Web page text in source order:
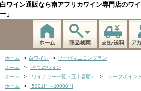
白ワイン通販なら南アフリカワイン専門店のワ
ー」
ホーム > 白ワイン > ソーヴィニヨンブラン
ホーム
>
全てのワイン
ホーム
> ワイナリー一覧（五十音順） >
ケープポイント
ホーム
>
5001円～10000円